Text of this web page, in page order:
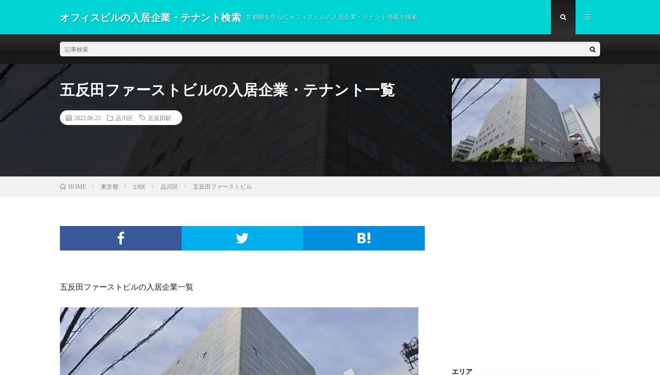
オフィスビルの入居企業・テナント検索 首都圏を中心にオフィスビルの入居企業・テナント情報を掲載
五反田ファーストビルの入居企業・テナント一覧
2022.06.23 品川区 五反田駅
HOME 東京都 23区 品川区 五反田ファーストビル
五反田ファーストビルの入居企業一覧
エリア